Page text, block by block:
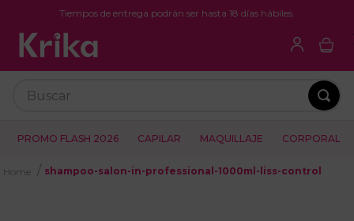
Tiempos de entrega podrán ser hasta 18 días hábiles.
PROMO FLASH 2026 CAPILAR MAQUILLAJE CORPORAL
shampoo-salon-in-professional-1000ml-liss-control